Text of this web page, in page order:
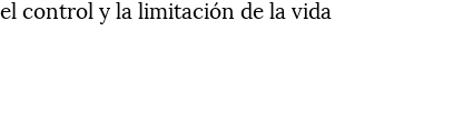
control y la limitación de la vida